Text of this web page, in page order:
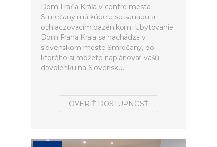
Dom Fraňa Kráľa v centre mesta
Smrečany má kúpele so saunou a
ochladzovacím bazénikom. Ubytovanie
Dom Frana Krala sa nachádza v
slovenskom meste Smrečany, do
ktorého si môžete naplánovať vašú
dovolenku na Slovensku.
OVERIŤ DOSTUPNOSŤ